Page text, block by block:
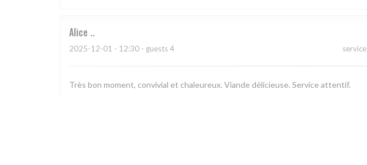
Alice .
2025-12-01 - 12:30 - guests 4 service
Très bon moment, convivial et chaleureux. Viande délicieuse. Service attentif.